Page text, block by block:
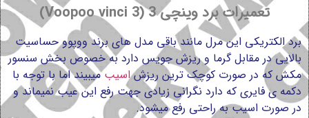
تعمیرات برد وینچی 3 (Voopoo vinci 3)
برد الکتریکی این مرل مانند باقی مدل های برند ووپوو حساسیت
بالایی در مقابل گرما و ریزش جویس دارد به خصوص بخش سنسور
مکش که در صورت کوچک ترین ریزشاسیبمیبیند اما با توجه با
دکمه ی فایری که دارد نگرانی زیادی جهت رفع این عیب نمیماند و
در صورت اسیب به راحتی رفع میشود.